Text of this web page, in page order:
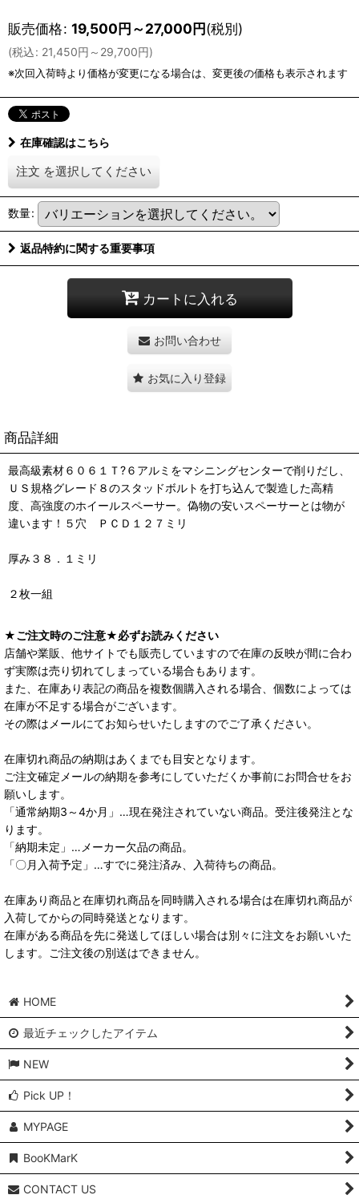
販売価格: 19,500円～27,000円(税別)
(税込: 21,450円 ～29,700円)
在庫確認はこちら
注文 を選択してください
数量:
返品特約に関する重要事項
カートに入れる
お問い合わせ
お気に入り登録
商品詳細
最高級素材６０６１Ｔ?６アルミをマシニングセンターで削りだし、
ＵＳ規格グレード８のスタッドボルトを打ち込んで製造した高精
度、高強度のホイールスペーサー。偽物の安いスペーサーとは物が
違います！５穴 ＰＣＤ１２７ミリ
厚み３８．１ミリ
２枚一組
★ご注文時のご注意★必ずお読みください
店舗や業販、他サイトでも販売していますので在庫の反映が間に合わ
ず実際は売り切れてしまっている場合もあります。
また、在庫あり表記の商品を複数個購入される場合、個数によっては
在庫が不足する場合がございます。
その際はメールにてお知らせいたしますのでご了承ください。
在庫切れ商品の納期はあくまでも目安となります。
ご注文確定メールの納期を参考にしていただくか事前にお問合せをお
願いします。
「通常納期3～4か月」…現在発注されていない商品。受注後発注とな
ります。
「納期未定」…メーカー欠品の商品。
「〇月入荷予定」…すでに発注済み、入荷待ちの商品。
在庫あり商品と在庫切れ商品を同時購入される場合は在庫切れ商品が
入荷してからの同時発送となります。
在庫がある商品を先に発送してほしい場合は別々に注文をお願いいた
します。ご注文後の別送はできません。
HOME
最近チェックしたアイテム
NEW
Pick UP！
MYPAGE
BooKMarK
CONTACT US